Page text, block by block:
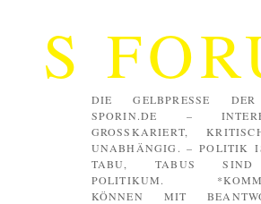
S
DIE GELBPRESSE
SPORIN.DE –
GROSSKARIERT,
NABHÄNGIG. – POLITIK
ABU, TABUS SIND
OLITIKUM.
ÖNNEN MIT